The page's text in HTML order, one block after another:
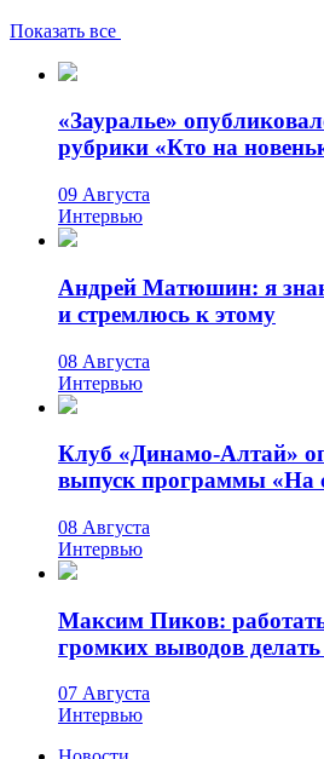
Показать все
«Зауралье»
рубрики «Кто на
09 Августа
Интервью
Андрей Матюшин: я
и стремлюсь к этому
08 Августа
Интервью
Клуб «Динамо-Алтай»
выпуск программы «На
08 Августа
Интервью
Максим Пиков:
громких выводов делать
07 Августа
Интервью